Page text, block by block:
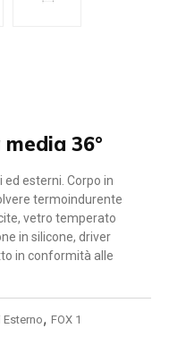
36°
esterni. Corpo in
termoindurente
vetro temperato
in silicone, driver
in conformità alle
Esterno, FOX 1